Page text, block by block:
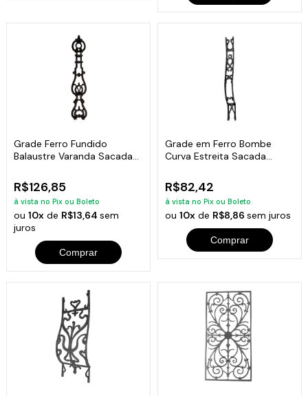
Grade Ferro Fundido
Balaustre Varanda Sacada
R$126,85
à vista no Pix ou Boleto
ou10x de R$13,64sem
juros
Comprar
Grade em Ferro Bombe
Curva Estreita Sacada
R$82,42
à vista no Pix ou Boleto
ou 10xde R$8,86 sem juros
Comprar